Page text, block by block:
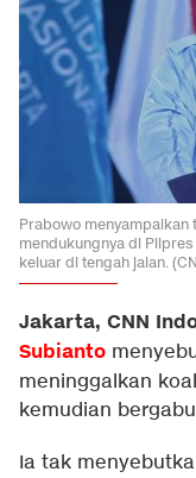
Prabowo
mendukungnya di
keluar di tengah jalan.
Jakarta, CNN
Subianto
meninggalkan
kemudian
Ia tak